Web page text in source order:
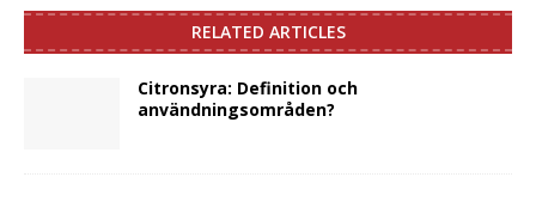
RELATED ARTICLES
Citronsyra: Definition och
användningsområden?